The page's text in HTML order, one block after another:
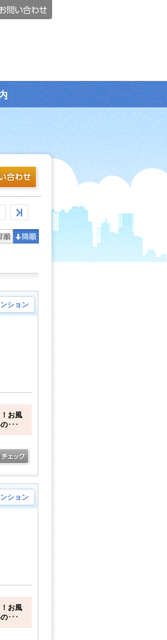
ション
お風
･･･
ション
お風
･･･